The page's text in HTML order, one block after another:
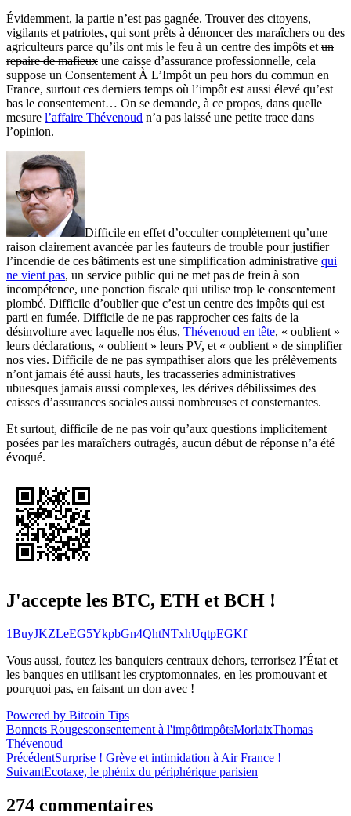
Évidemment, la partie n’est pas gagnée. Trouver des citoyens,
vigilants et patriotes, qui sont prêts à dénoncer des maraîchers ou des
agriculteurs parce qu’ils ont mis le feu à un centre des impôts et un
repaire de mafieux une caisse d’assurance professionnelle, cela
suppose un Consentement À L’Impôt un peu hors du commun en
France, surtout ces derniers temps où l’impôt est aussi élevé qu’est
bas le consentement… On se demande, à ce propos, dans quelle
mesure l’affaire Thévenoud n’a pas laissé une petite trace dans
l’opinion.
Difficile en effet d’occulter complètement qu’une
raison clairement avancée par les fauteurs de trouble pour justifier
l’incendie de ces bâtiments est une simplification administrative qui
ne vient pas, un service public qui ne met pas de frein à son
incompétence, une ponction fiscale qui utilise trop le consentement
plombé. Difficile d’oublier que c’est un centre des impôts qui est
parti en fumée. Difficile de ne pas rapprocher ces faits de la
désinvolture avec laquelle nos élus, Thévenoud en tête, « oublient »
leurs déclarations, « oublient » leurs PV, et « oublient » de simplifier
nos vies. Difficile de ne pas sympathiser alors que les prélèvements
n’ont jamais été aussi hauts, les tracasseries administratives
ubuesques jamais aussi complexes, les dérives débilissimes des
caisses d’assurances sociales aussi nombreuses et consternantes.
Et surtout, difficile de ne pas voir qu’aux questions implicitement
posées par les maraîchers outragés, aucun début de réponse n’a été
évoqué.
J'accepte les BTC, ETH et BCH !
1BuyJKZLeEG5YkpbGn4QhtNTxhUqtpEGKf
Vous aussi, foutez les banquiers centraux dehors, terrorisez l’État et
les banques en utilisant les cryptomonnaies, en les promouvant et
pourquoi pas, en faisant un don avec !
Powered by Bitcoin Tips
Bonnets Rougesconsentement à l'impôtimpôtsMorlaixThomas
Thévenoud
Navigation
de
l’article
PrécédentSurprise ! Grève et intimidation à Air France !
SuivantEcotaxe, le phénix du périphérique parisien
274 commentaires